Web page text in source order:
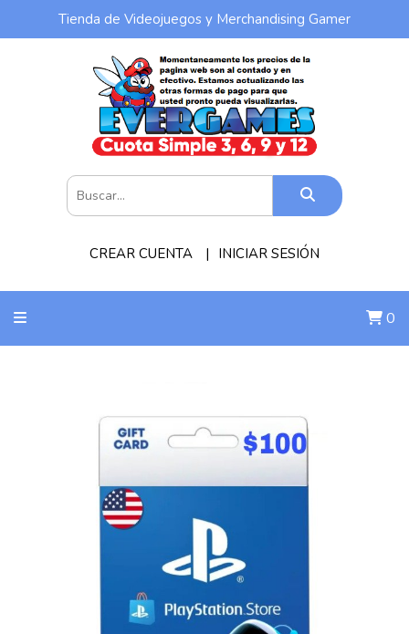
Tienda de Videojuegos y Merchandising Gamer
CREAR CUENTA INICIAR SESIÓN
0